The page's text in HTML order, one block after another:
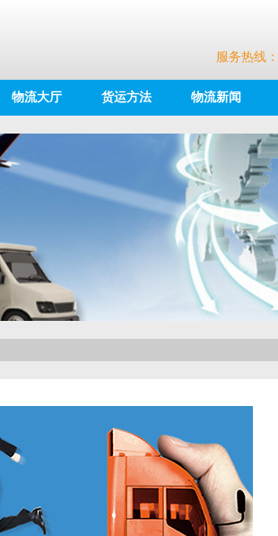
服务热线：
物流大厅 货运方法 物流新闻